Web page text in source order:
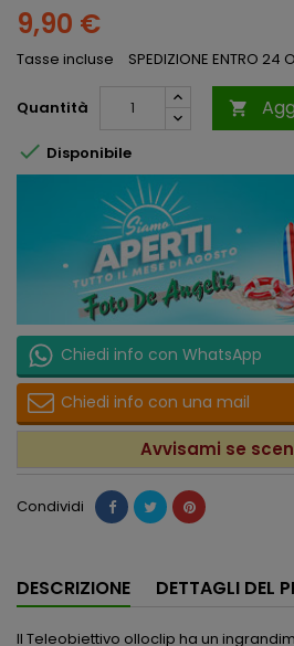
9,90 €
Tasse incluse SPEDIZIONE ENTRO 24
Quantità 
 Disponibile
Chiedi info con WhatsApp
Chiedi info con una mail
Avvisami se
Condividi
DESCRIZIONE DETTAGLI DEL
Il Teleobiettivo olloclip ha un